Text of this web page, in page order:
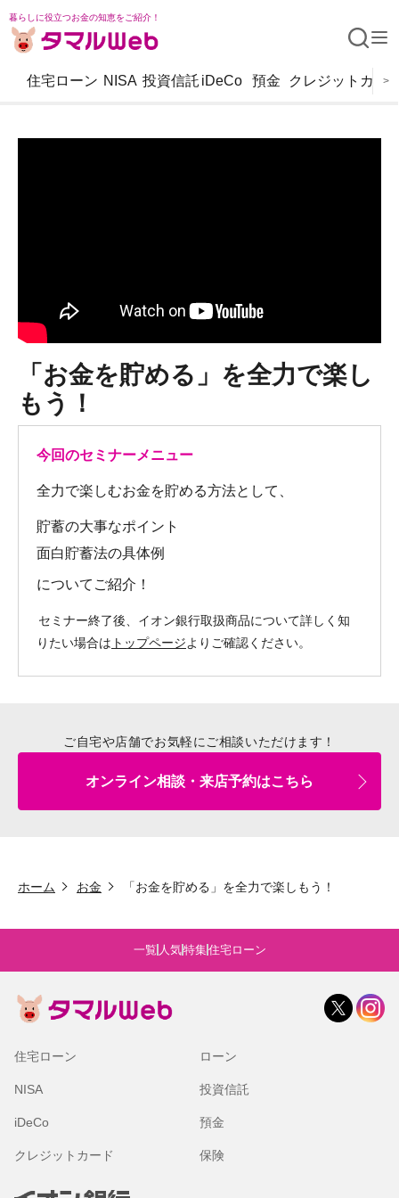
暮らしに役立つお金の知恵をご紹介！
住宅ローン NISA 投資信託 iDeCo 預金 クレジットカー
>
一覧 人気特集住宅ローン
「お金を貯める」を全力で楽し
もう！
今回のセミナーメニュー
全力で楽しむお金を貯める方法として、
貯蓄の大事なポイント
面白貯蓄法の具体例
についてご紹介！
セミナー終了後、イオン銀行取扱商品について詳しく知
りたい場合は トップページよりご確認ください。
ご自宅や店舗でお気軽にご相談いただけます！
オンライン相談・来店予約はこちら
ホーム お金 「お金を貯める」を全力で楽しもう！
住宅ローン ローン
NISA 投資信託
iDeCo 預金
クレジットカード 保険